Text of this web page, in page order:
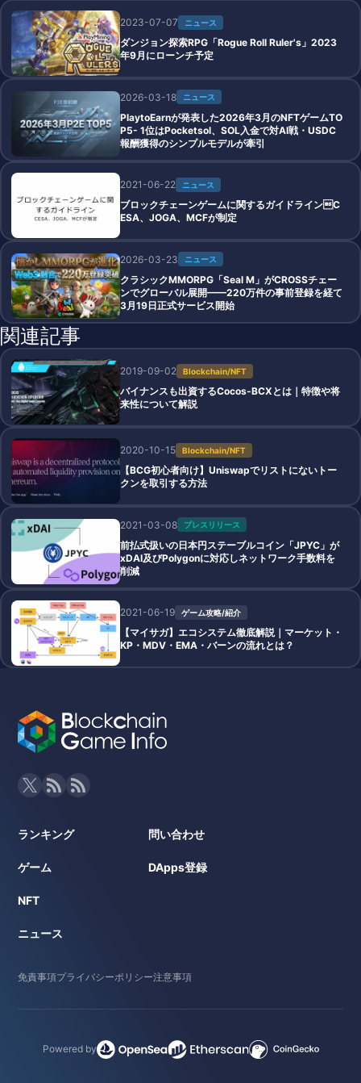
2023-07-07 ニュース
ダンジョン探索RPG「Rogue Roll Ruler's」2023
年9月にローンチ予定
2026-03-18 ニュース
PlaytoEarnが発表した2026年3月のNFTゲームTO
P5- 1位はPocketsol、SOL入金で対AI戦・USDC
報酬獲得のシンプルモデルが牽引
2021-06-22 ニュース
ブロックチェーンゲームに関するガイドラインC
ESA、JOGA、MCFが制定
2026-03-23 ニュース
クラシックMMORPG「Seal M」がCROSSチェー
ンでグローバル展開——220万件の事前登録を経て
3月19日正式サービス開始
関連記事
2019-09-02 Blockchain/NFT
バイナンスも出資するCocos-BCXとは｜特徴や将
来性について解説
2020-10-15 Blockchain/NFT
【BCG初心者向け】Uniswapでリストにないトー
クンを取引する方法
2021-03-08 プレスリリース
前払式扱いの日本円ステーブルコイン「JPYC」が
xDAI及びPolygonに対応しネットワーク手数料を
削減
2021-06-19 ゲーム攻略/紹介
【マイサガ】エコシステム徹底解説｜マーケット・
KP・MDV・EMA・バーンの流れとは？
ランキング
ゲーム
NFT
ニュース
問い合わせ
DApps登録
免責事項プライバシーポリシー注意事項
Powered by